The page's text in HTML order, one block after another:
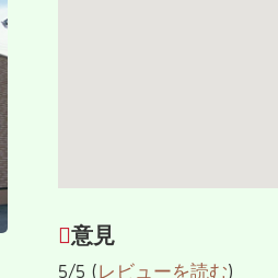
意見
5/5 (レビューを読む)